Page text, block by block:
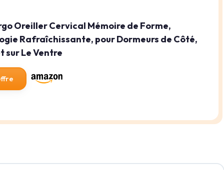
Oreiller Cervical Mémoire de Forme,
Rafraîchissante, pour Dormeurs de Côté,
sur Le Ventre